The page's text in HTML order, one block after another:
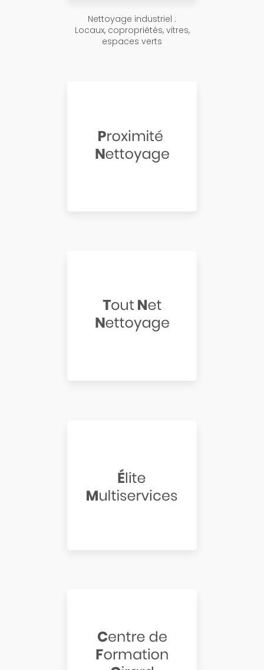
Nettoyage industriel :
Locaux, copropriétés, vitres,
espaces verts